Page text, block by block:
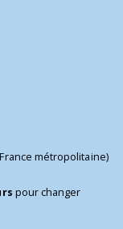
métropolitaine)
pour changer